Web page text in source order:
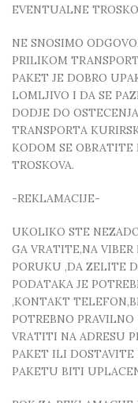
EVENTUALNE
NE SNOSIMO
PRILIKOM
PAKET JE DOBRO
LOMLJIVO I DA SE
DODJE DO
TRANSPORTA
KODOM SE
TROSKOVA.
-REKLAMACIJE-
UKOLIKO STE
GA VRATITE,NA VIBER
PORUKU ,DA ZELITE
PODATAKA JE
,KONTAKT
POTREBNO
VRATITI NA ADRESU
PAKET ILI
PAKETU BITI